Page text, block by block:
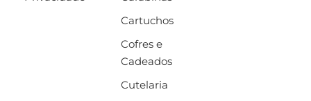
Cartuchos
Cofres e
Cadeados
Cutelaria